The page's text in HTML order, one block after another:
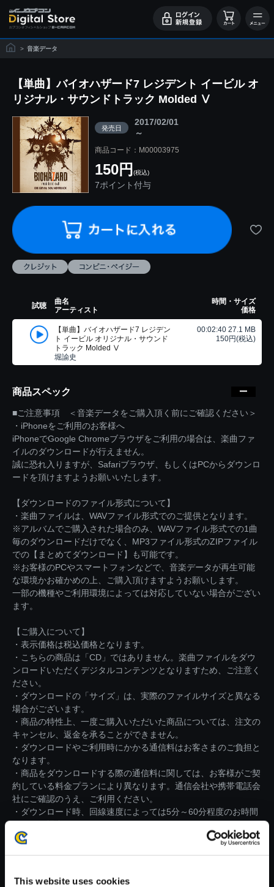
This website uses cookies
> 音楽データ
【単曲】バイオハザード7 レジデント イービル オ
リジナル・サウンドトラック Molded Ⅴ
発売日
2017/02/01
～
商品コード：M00003975
150円 (税込)
7ポイント付与
試聴
曲名
アーティスト
時間・サイズ
価格
【単曲】バイオハザード7 レジデン
ト イービル オリジナル・サウンド
トラック Molded Ⅴ
堀諭史
00:02:40 27.1 MB
150円(税込)
商品スペック
■ご注意事項 ＜音楽データをご購入頂く前にご確認ください＞
・iPhoneをご利用のお客様へ
iPhoneでGoogle Chromeブラウザをご利用の場合は、楽曲ファ
イルのダウンロードが行えません。
誠に恐れ入りますが、Safariブラウザ、もしくはPCからダウンロ
ードを頂けますようお願いいたします。
【ダウンロードのファイル形式について】
・楽曲ファイルは、WAVファイル形式でのご提供となります。
※アルバムでご購入された場合のみ、WAVファイル形式での1曲
毎のダウンロードだけでなく、MP3ファイル形式のZIPファイル
での【まとめてダウンロード】も可能です。
※お客様のPCやスマートフォンなどで、音楽データが再生可能
な環境かお確かめの上、ご購入頂けますようお願いします。
一部の機種やご利用環境によっては対応していない場合がござい
ます。
【ご購入について】
・表示価格は税込価格となります。
・こちらの商品は「CD」ではありません。楽曲ファイルをダウ
ンロードいただくデジタルコンテンツとなりますため、ご注意く
ださい。
・ダウンロードの「サイズ」は、実際のファイルサイズと異なる
場合がございます。
・商品の特性上、一度ご購入いただいた商品については、注文の
キャンセル、返金を承ることができません。
・ダウンロードやご利用時にかかる通信料はお客さまのご負担と
なります。
・商品をダウンロードする際の通信料に関しては、お客様がご契
約している料金プランにより異なります。通信会社や携帯電話会
社にご確認のうえ、ご利用ください。
・ダウンロード時、回線速度によっては5分～60分程度のお時間
※ご購入いただいたファイルのダウンロードの際には、通信環境